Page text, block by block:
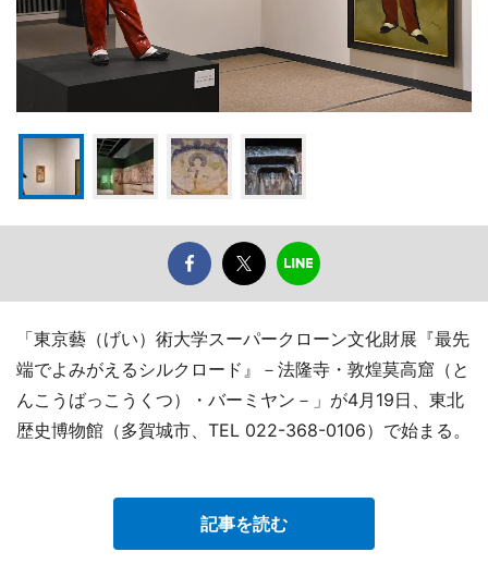
「東京藝（げい）術大学スーパークローン文化財展『最先
端でよみがえるシルクロード』－法隆寺・敦煌莫高窟（と
んこうばっこうくつ）・バーミヤン－」が4月19日、東北
歴史博物館（多賀城市、TEL 022-368-0106）で始まる。
記事を読む